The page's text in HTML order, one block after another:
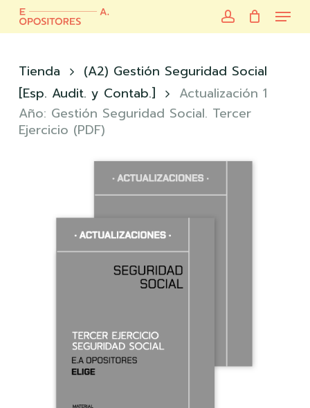
Skip
account
Menu
Tienda
(A2) Gestión Seguridad Social
[Esp. Audit. y Contab.]
Actualización 1
Año: Gestión Seguridad Social. Tercer
Ejercicio (PDF)